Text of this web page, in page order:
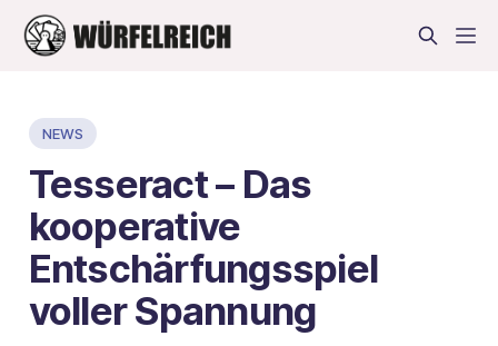
NEWS
Tesseract – Das
kooperative
Entschärfungsspiel
voller Spannung